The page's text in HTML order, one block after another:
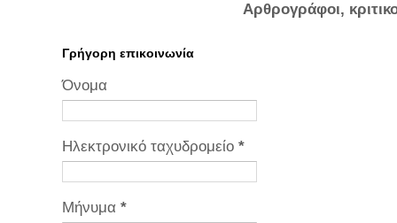
Αρθρογράφοι,
Γρήγορη επικοινωνία
Όνομα
Ηλεκτρονικό ταχυδρομείο *
Μήνυμα *